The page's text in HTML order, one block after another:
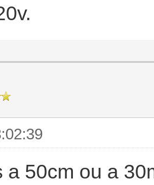
a 50cm ou a